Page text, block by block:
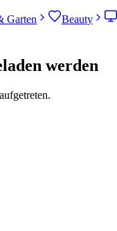
Garten Beauty
werden